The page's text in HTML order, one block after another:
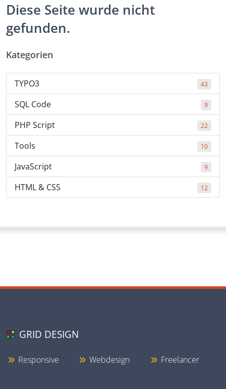
Diese Seite wurde nicht
gefunden.
Kategorien
TYPO3 43
SQL Code 9
PHP Script 22
Tools 10
JavaScript 9
HTML & CSS 12
GRID DESIGN
Responsive Webdesign Freelancer